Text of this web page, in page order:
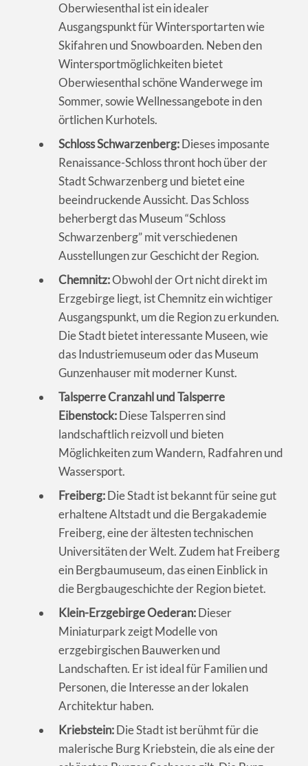
Oberwiesenthal ist ein idealer
Ausgangspunkt für Wintersportarten wie
Skifahren und Snowboarden. Neben den
Wintersportmöglichkeiten bietet
Oberwiesenthal schöne Wanderwege im
Sommer, sowie Wellnessangebote in den
örtlichen Kurhotels.
Schloss Schwarzenberg:Dieses imposante
Renaissance-Schloss thront hoch über der
Stadt Schwarzenberg und bietet eine
beeindruckende Aussicht. Das Schloss
beherbergt das Museum “Schloss
Schwarzenberg” mit verschiedenen
Ausstellungen zur Geschicht der Region.
Chemnitz:Obwohl der Ort nicht direkt im
Erzgebirge liegt, ist Chemnitz ein wichtiger
Ausgangspunkt, um die Region zu erkunden.
Die Stadt bietet interessante Museen, wie
das Industriemuseum oder das Museum
Gunzenhauser mit moderner Kunst.
Talsperre Cranzahl und Talsperre
Eibenstock:Diese Talsperren sind
landschaftlich reizvoll und bieten
Möglichkeiten zum Wandern, Radfahren und
Wassersport.
Freiberg:Die Stadt ist bekannt für seine gut
erhaltene Altstadt und die Bergakademie
Freiberg, eine der ältesten technischen
Universitäten der Welt. Zudem hat Freiberg
ein Bergbaumuseum, das einen Einblick in
die Bergbaugeschichte der Region bietet.
Klein-Erzgebirge Oederan:Dieser
Miniaturpark zeigt Modelle von
erzgebirgischen Bauwerken und
Landschaften. Er ist ideal für Familien und
Personen, die Interesse an der lokalen
Architektur haben.
Kriebstein:Die Stadt ist berühmt für die
malerische Burg Kriebstein, die als eine der